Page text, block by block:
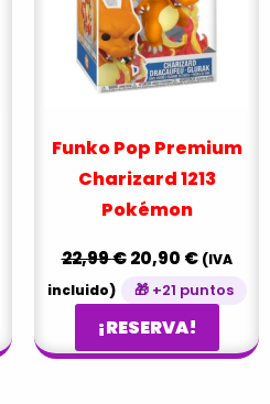
Funko Pop Premium
Charizard 1213
Pokémon
22,99€ 20,90 € (IVA
incluido)
🎁 +21 puntos
¡RESERVA!